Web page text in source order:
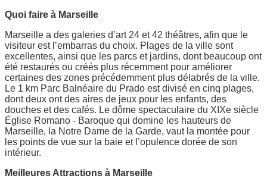
Quoi faire à Marseille
Marseille a des galeries d’art 24 et 42 théâtres, afin que le
visiteur est l’embarras du choix. Plages de la ville sont
excellentes, ainsi que les parcs et jardins, dont beaucoup ont
été restaurés ou créés plus récemment pour améliorer
certaines des zones précédemment plus délabrés de la ville.
Le 1 km Parc Balnéaire du Prado est divisé en cinq plages,
dont deux ont des aires de jeux pour les enfants, des
douches et des cafés. Le dôme spectaculaire du XIXe siècle
Église Romano - Baroque qui domine les hauteurs de
Marseille, la Notre Dame de la Garde, vaut la montée pour
les points de vue sur la baie et l’opulence dorée de son
intérieur.
Meilleures Attractions à Marseille